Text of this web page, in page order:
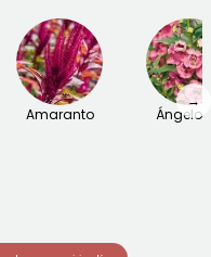
Amaranto
→